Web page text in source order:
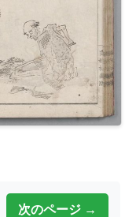
次のページ →